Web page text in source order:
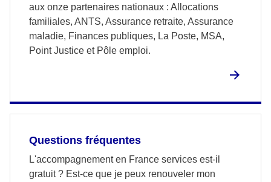
aux onze partenaires nationaux : Allocations
familiales, ANTS, Assurance retraite, Assurance
maladie, Finances publiques, La Poste, MSA,
Point Justice et Pôle emploi.
Questions fréquentes
L'accompagnement en France services est-il
gratuit ? Est-ce que je peux renouveler mon